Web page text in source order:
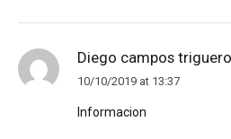
Diego campos
10/10/2019 at 13:37
Informacion